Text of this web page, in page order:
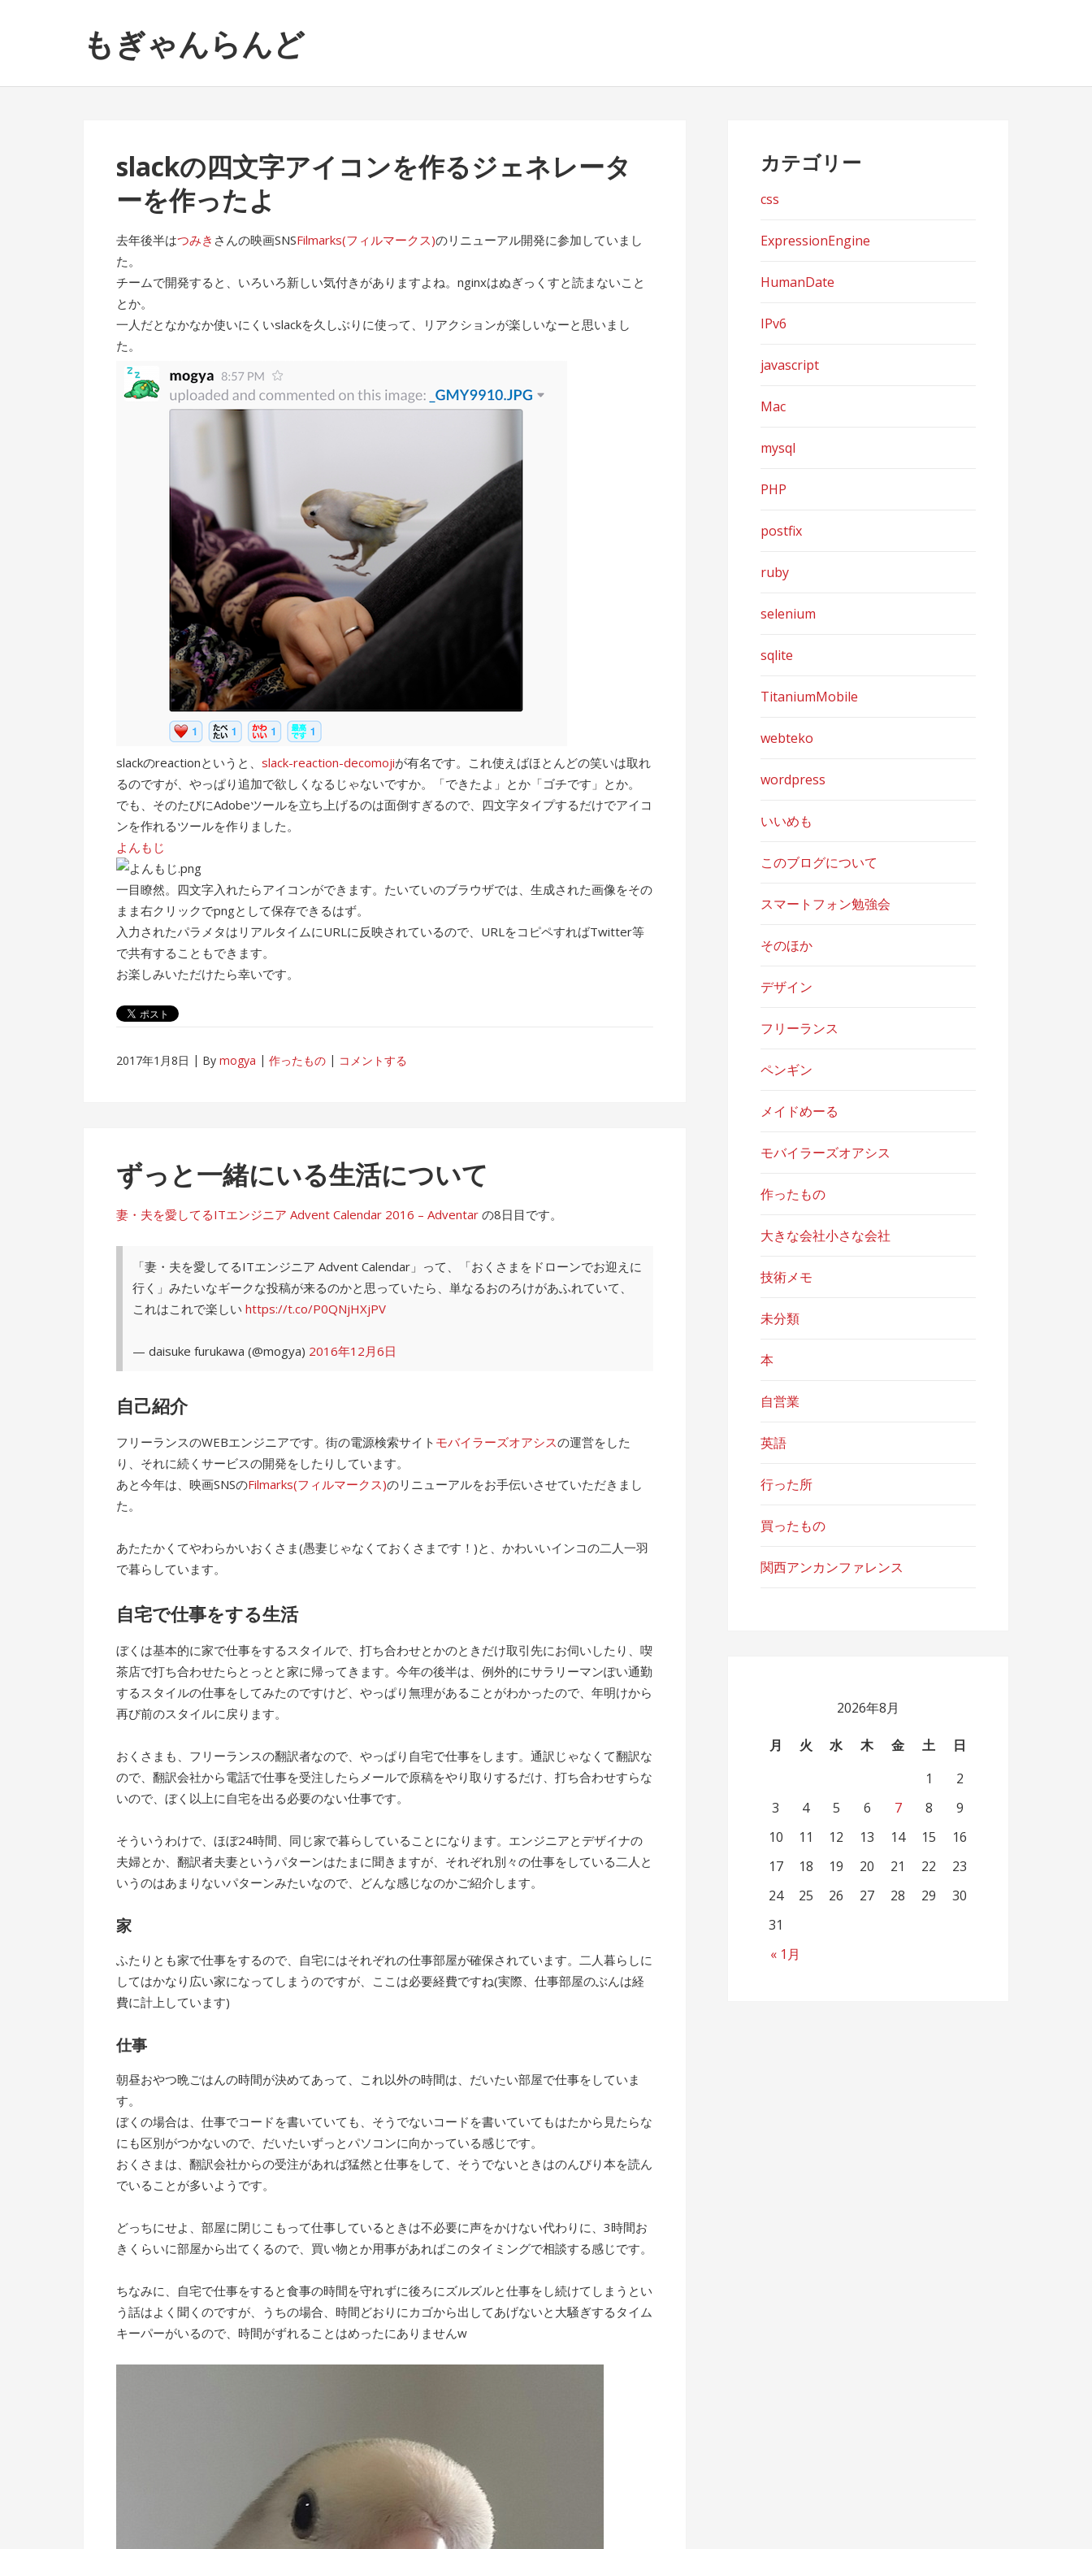
ビ
ゲ
ン
テ
もぎゃんらんど
slackの四文字アイコンを作るジェネレータ
ーを作ったよ
去年後半はつみき さんの映画SNSFilmarks(フィルマークス)のリニューアル開発に参加していまし
た。
チームで開発すると、いろいろ新しい気付きがありますよね。nginxはぬぎっくすと読まないこと
とか。
一人だとなかなか使いにくいslackを久しぶりに使って、リアクションが楽しいなーと思いまし
た。
slackのreactionというと、 slack-reaction-decomojiが有名です。これ使えばほとんどの笑いは取れ
るのですが、やっぱり追加で欲しくなるじゃないですか。「できたよ」とか「ゴチです」とか。
でも、そのたびにAdobeツールを立ち上げるのは面倒すぎるので、四文字タイプするだけでアイコ
ンを作れるツールを作りました。
よんもじ
一目瞭然。四文字入れたらアイコンができます。たいていのブラウザでは、生成された画像をその
まま右クリックでpngとして保存できるはず。
入力されたパラメタはリアルタイムにURLに反映されているので、URLをコピペすればTwitter等
で共有することもできます。
お楽しみいただけたら幸いです。
2017年1月8日 By mogya 作ったもの コメントする
ずっと一緒にいる生活について
妻・夫を愛してるITエンジニア Advent Calendar 2016 – Adventar の8日目です。
「妻・夫を愛してるITエンジニア Advent Calendar」って、「おくさまをドローンでお迎えに
行く」みたいなギークな投稿が来るのかと思っていたら、単なるおのろけがあふれていて、
これはこれで楽しい https://t.co/P0QNjHXjPV
— daisuke furukawa (@mogya) 2016年12月6日
自己紹介
フリーランスのWEBエンジニアです。街の電源検索サイト モバイラーズオアシスの運営をした
り、それに続くサービスの開発をしたりしています。
あと今年は、映画SNSのFilmarks(フィルマークス)のリニューアルをお手伝いさせていただきまし
た。
あたたかくてやわらかいおくさま(愚妻じゃなくておくさまです！)と、かわいいインコの二人一羽
で暮らしています。
自宅で仕事をする生活
ぼくは基本的に家で仕事をするスタイルで、打ち合わせとかのときだけ取引先にお伺いしたり、喫
茶店で打ち合わせたらとっとと家に帰ってきます。今年の後半は、例外的にサラリーマンぽい通勤
するスタイルの仕事をしてみたのですけど、やっぱり無理があることがわかったので、年明けから
再び前のスタイルに戻ります。
おくさまも、フリーランスの翻訳者なので、やっぱり自宅で仕事をします。通訳じゃなくて翻訳な
ので、翻訳会社から電話で仕事を受注したらメールで原稿をやり取りするだけ、打ち合わせすらな
いので、ぼく以上に自宅を出る必要のない仕事です。
そういうわけで、ほぼ24時間、同じ家で暮らしていることになります。エンジニアとデザイナの
夫婦とか、翻訳者夫妻というパターンはたまに聞きますが、それぞれ別々の仕事をしている二人と
いうのはあまりないパターンみたいなので、どんな感じなのかご紹介します。
家
ふたりとも家で仕事をするので、自宅にはそれぞれの仕事部屋が確保されています。二人暮らしに
してはかなり広い家になってしまうのですが、ここは必要経費ですね(実際、仕事部屋のぶんは経
費に計上しています)
仕事
朝昼おやつ晩ごはんの時間が決めてあって、これ以外の時間は、だいたい部屋で仕事をしていま
す。
ぼくの場合は、仕事でコードを書いていても、そうでないコードを書いていてもはたから見たらな
にも区別がつかないので、だいたいずっとパソコンに向かっている感じです。
おくさまは、翻訳会社からの受注があれば猛然と仕事をして、そうでないときはのんびり本を読ん
でいることが多いようです。
どっちにせよ、部屋に閉じこもって仕事しているときは不必要に声をかけない代わりに、3時間お
きくらいに部屋から出てくるので、買い物とか用事があればこのタイミングで相談する感じです。
ちなみに、自宅で仕事をすると食事の時間を守れずに後ろにズルズルと仕事をし続けてしまうとい
う話はよく聞くのですが、うちの場合、時間どおりにカゴから出してあげないと大騒ぎするタイム
キーパーがいるので、時間がずれることはめったにありませんw
カテゴリー
css
ExpressionEngine
HumanDate
IPv6
javascript
Mac
mysql
PHP
postfix
ruby
selenium
sqlite
TitaniumMobile
webteko
wordpress
いいめも
このブログについて
スマートフォン勉強会
そのほか
デザイン
フリーランス
ペンギン
メイドめーる
モバイラーズオアシス
作ったもの
大きな会社小さな会社
技術メモ
未分類
本
自営業
英語
行った所
買ったもの
関西アンカンファレンス
2026年8月
月 火 水 木 金 土 日
« 1月
1
2
3
4 5 6 7 8
9
10
11 12 13 14 15
16
17
18 19 20 21 22
23
24
25 26 27 28 29
30
31